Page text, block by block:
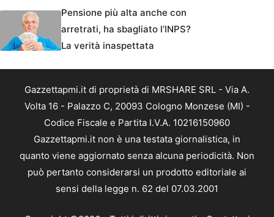
Pensione più alta anche con
arretrati, ha sbagliato l’INPS?
La verità inaspettata
Gazzettapmi.it di proprietà di MRSHARE SRL - Via A.
Volta 16 - Palazzo C, 20093 Cologno Monzese (MI) -
Codice Fiscale e Partita I.V.A. 10216150960
Gazzettapmi.it non è una testata giornalistica, in
quanto viene aggiornato senza alcuna periodicità. Non
può pertanto considerarsi un prodotto editoriale ai
sensi della legge n. 62 del 07.03.2001